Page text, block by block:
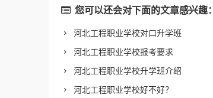
您可以还会对下面的文章感兴趣：
河北工程职业学校对口升学班
河北工程职业学校报考要求
河北工程职业学校升学班介绍
河北工程职业学校好不好？